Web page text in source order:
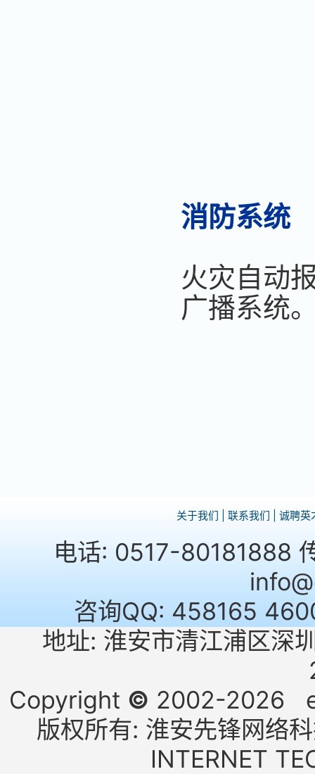
消防系统
火灾自动
广播系统
关于我们 联系我们 诚聘英
电话: 0517-80181888
咨询QQ: 458165
地址: 淮安市清江浦区深
Copyright © 2002-2026
版权所有: 淮安先锋网络
INTERNET